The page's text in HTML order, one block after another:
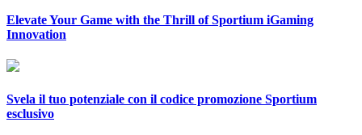
Elevate Your Game with the Thrill of Sportium iGaming
Innovation
Svela il tuo potenziale con il codice promozione Sportium
esclusivo